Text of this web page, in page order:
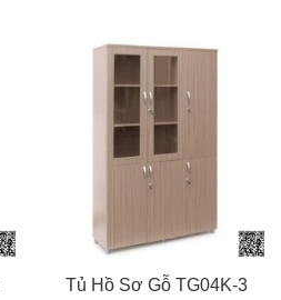
Tủ Hồ Sơ Gỗ TG04K-3